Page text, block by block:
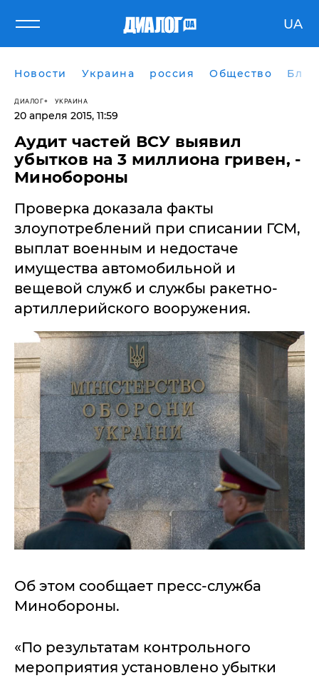
UA
Новости Украина россия Общество
ДИАЛОГ УКРАИНА
20 апреля 2015, 11:59
Аудит частей ВСУ выявил
убытков на 3 миллиона гривен, -
Минобороны
Проверка доказала факты
злоупотреблений при списании ГСМ,
выплат военным и недостаче
имущества автомобильной и
вещевой служб и службы ракетно-
артиллерийского вооружения.
Об этом сообщает пресс-служба
Минобороны.
«По результатам контрольного
мероприятия установлено убытки